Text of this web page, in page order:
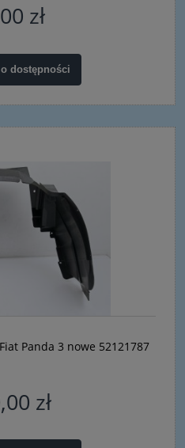
zł
dostępności
Panda 3 nowe 52121787
zł